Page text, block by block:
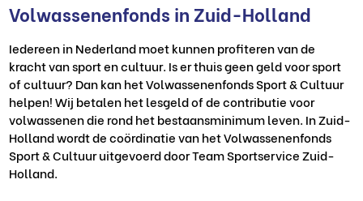
Volwassenenfonds in Zuid-Holland
Iedereen in Nederland moet kunnen profiteren van de
kracht van sport en cultuur. Is er thuis geen geld voor sport
of cultuur? Dan kan het Volwassenenfonds Sport & Cultuur
helpen! Wij betalen het lesgeld of de contributie voor
volwassenen die rond het bestaansminimum leven. In Zuid-
Holland wordt de coördinatie van het Volwassenenfonds
Sport & Cultuur uitgevoerd door Team Sportservice Zuid-
Holland.